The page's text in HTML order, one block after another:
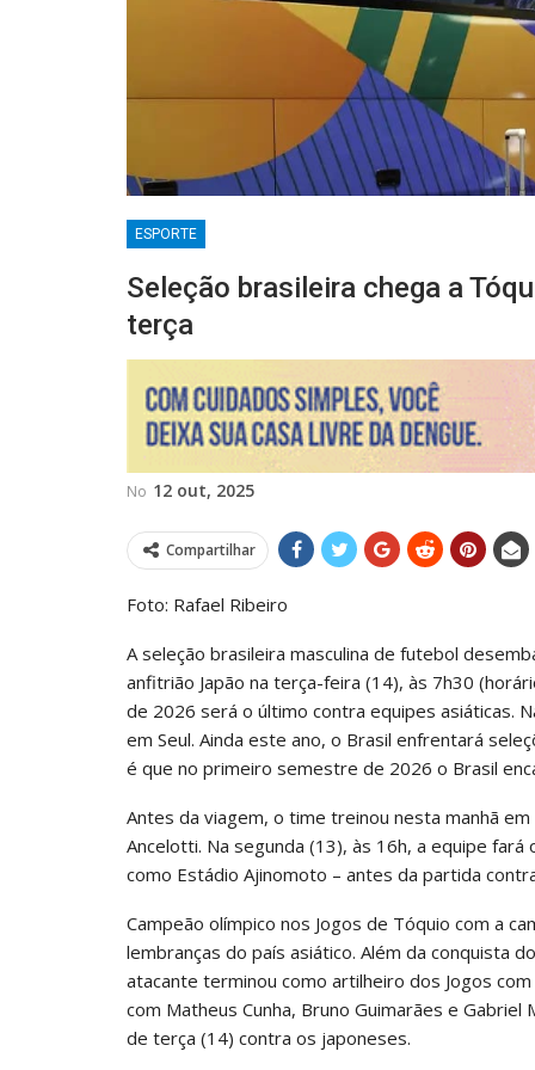
ESPORTE
Seleção brasileira chega a
terça
No 12 out, 2025
Compartilhar
Foto: Rafael Ribeiro
A seleção brasileira masculina de futebol
anfitrião Japão na terça-feira (14), às 7h30
de 2026 será o último contra equipes asiáticas.
em Seul. Ainda este ano, o Brasil enfrentará
é que no primeiro semestre de 2026 o Brasil
Antes da viagem, o time treinou nesta manhã
Ancelotti. Na segunda (13), às 16h, a equipe
como Estádio Ajinomoto – antes da partida
Campeão olímpico nos Jogos de Tóquio com a
lembranças do país asiático. Além da conquista
atacante terminou como artilheiro dos Jogos
com Matheus Cunha, Bruno Guimarães e
de terça (14) contra os japoneses.